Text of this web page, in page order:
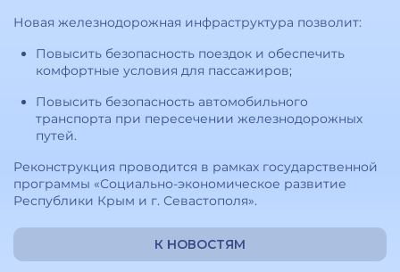
Новая железнодорожная инфраструктура позволит:
Повысить безопасность поездок и обеспечить
комфортные условия для пассажиров;
Повысить безопасность автомобильного
транспорта при пересечении железнодорожных
путей.
Реконструкция проводится в рамках государственной
программы «Социально-экономическое развитие
Республики Крым и г. Севастополя».
К НОВОСТЯМ